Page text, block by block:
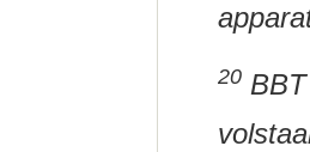
20